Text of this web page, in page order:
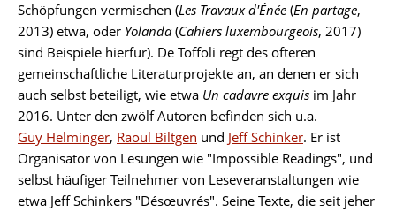
Schöpfungen vermischen (Les Travaux d'Énée (En partage,
2013) etwa, oder Yolanda(Cahiers luxembourgeois, 2017)
sind Beispiele hierfür). De Toffoli regt des öfteren
gemeinschaftliche Literaturprojekte an, an denen er sich
auch selbst beteiligt, wie etwa Un cadavre exquis im Jahr
2016. Unter den zwölf Autoren befinden sich u.a.
Guy Helminger, Raoul Biltgen und Jeff Schinker. Er ist
Organisator von Lesungen wie "Impossible Readings", und
selbst häufiger Teilnehmer von Leseveranstaltungen wie
etwa Jeff Schinkers "Désœuvrés". Seine Texte, die seit jeher